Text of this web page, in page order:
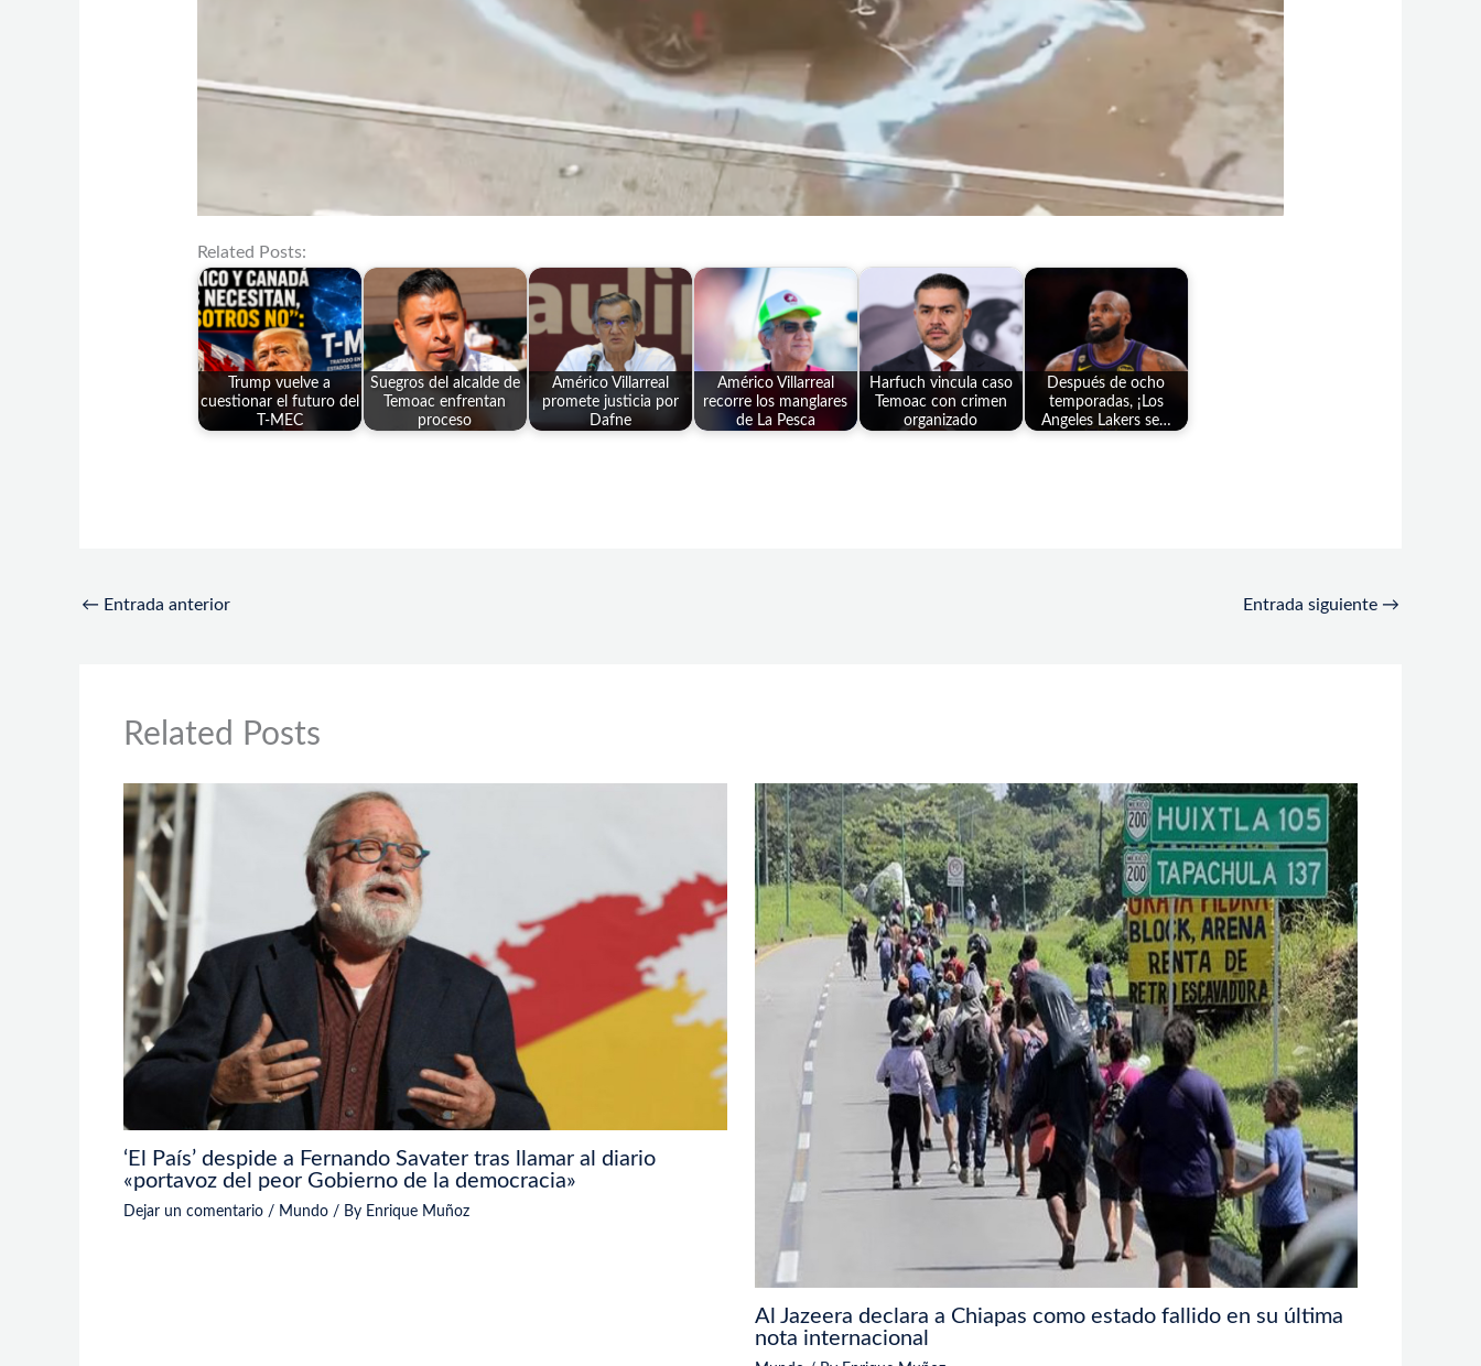
Related Posts:
Trump vuelve a
cuestionar el futuro del
T-MEC
Suegros del alcalde de
Temoac enfrentan
proceso
Américo Villarreal
promete justicia por
Dafne
Américo Villarreal
recorre los manglares
de La Pesca
Harfuch vincula caso
Temoac con crimen
organizado
Después de ocho
temporadas, ¡Los
Angeles Lakers se…
← Entrada anterior Entrada siguiente →
Related Posts
‘El País’ despide a Fernando Savater tras llamar al diario
«portavoz del peor Gobierno de la democracia»
Dejar un comentario / Mundo / By Enrique Muñoz
Al Jazeera declara a Chiapas como estado fallido en su última
nota internacional